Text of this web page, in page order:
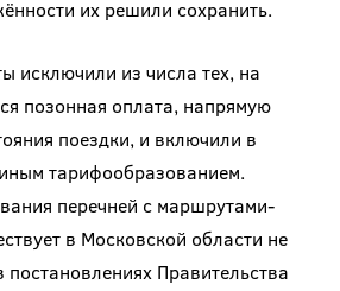
их решили сохранить.
исключили из числа тех, на
позонная оплата, напрямую
поездки, и включили в
тарифообразованием.
перечней с маршрутами-
в Московской области не
Правительства